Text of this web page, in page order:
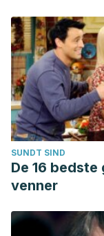
SUNDT SIND
De 16
venner